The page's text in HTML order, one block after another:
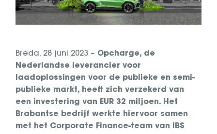
Breda, 28 juni 2023 – Opcharge, de
Nederlandse leverancier voor
laadoplossingen voor de publieke en semi-
publieke markt, heeft zich verzekerd van
een investering van EUR 32 miljoen. Het
Brabantse bedrijf werkte hiervoor samen
met het Corporate Finance-team van IBS